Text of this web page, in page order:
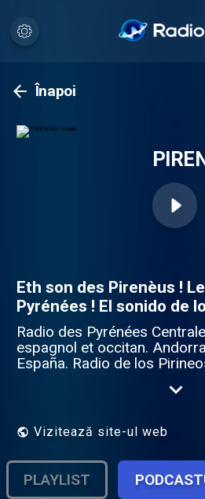
Înapoi
Eth son des Pirenèus !
Pyrénées ! El sonido de
Radio des Pyrénées
espagnol et occitan.
España. Radio de los Pirineos Centrales en
Comminges & Val d'Aran. Meteo - Agenda -
Bossost - Vielha - Saint
Comminges - Loures
Garonne - Hautes Pyrénées Contact :
https://
"Une radio des Locales"
Vizitează site-ul web
PLAYLIST